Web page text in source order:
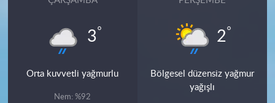
3°
Orta kuvvetli yağmurlu
Nem: %92
2°
Bölgesel düzensiz yağmur
yağışlı